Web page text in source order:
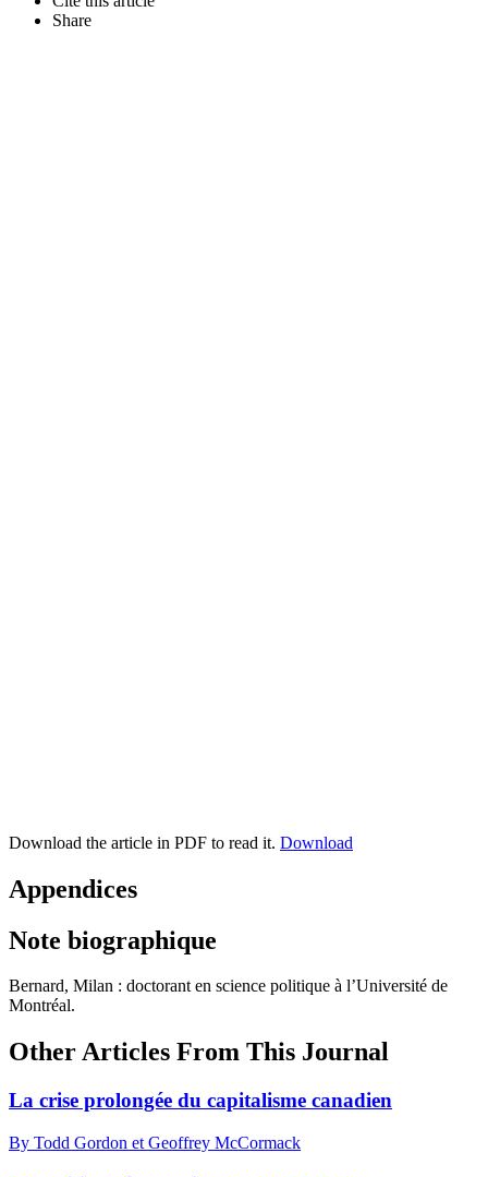
Share
Download the article in PDF to read it. Download
Appendices
Note biographique
Bernard, Milan : doctorant en science politique à l’Université de
Montréal.
Other Articles From This Journal
La crise prolongée du capitalisme canadien
By Todd Gordon et Geoffrey McCormack